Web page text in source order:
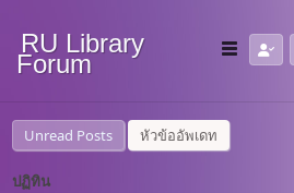
RU Library
Forum
Unread Posts หัวข้ออัพเดท
ปฏิทิน